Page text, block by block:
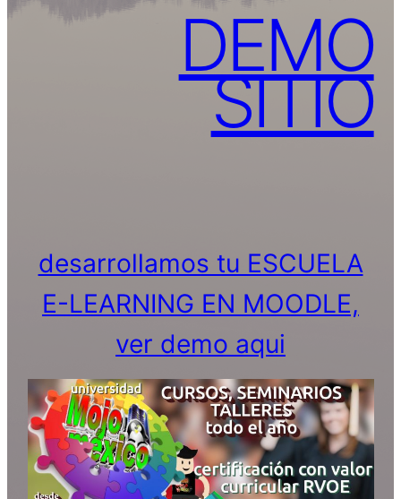
DEMO
SITIO
desarrollamos tu ESCUELA
E-LEARNING EN MOODLE,
ver demo aqui